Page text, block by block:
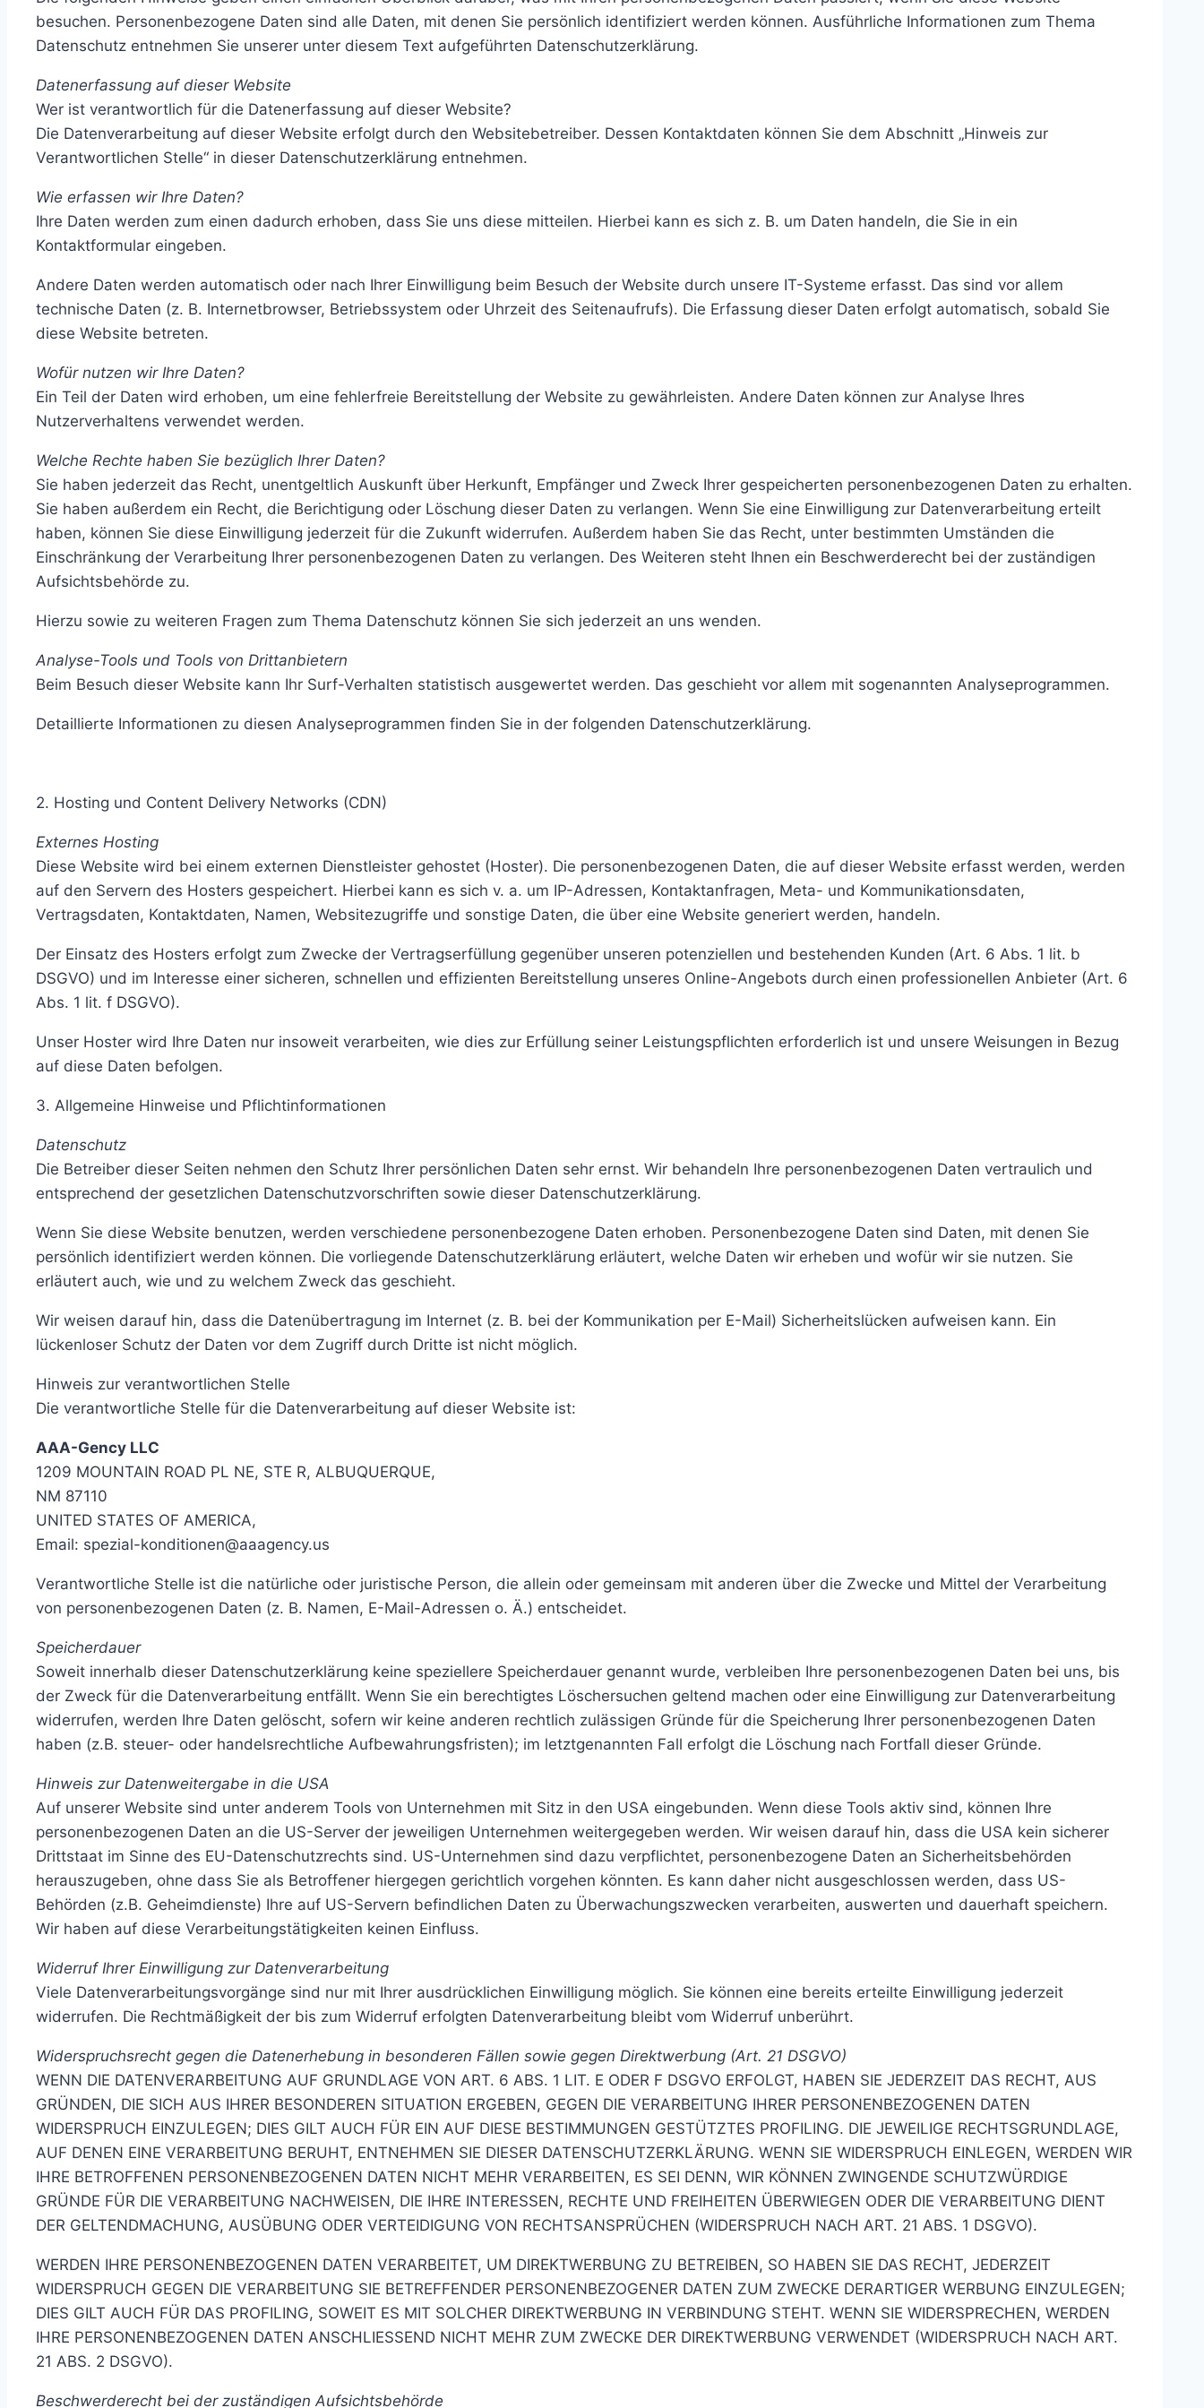
besuchen. Personenbezogene Daten sind alle Daten, mit denen Sie persönlich identifiziert werden können. Ausführliche Informationen zum Thema
Datenschutz entnehmen Sie unserer unter diesem Text aufgeführten Datenschutzerklärung.
Datenerfassung auf dieser Website
Wer ist verantwortlich für die Datenerfassung auf dieser Website?
Die Datenverarbeitung auf dieser Website erfolgt durch den Websitebetreiber. Dessen Kontaktdaten können Sie dem Abschnitt „Hinweis zur
Verantwortlichen Stelle“ in dieser Datenschutzerklärung entnehmen.
Wie erfassen wir Ihre Daten?
Ihre Daten werden zum einen dadurch erhoben, dass Sie uns diese mitteilen. Hierbei kann es sich z. B. um Daten handeln, die Sie in ein
Kontaktformular eingeben.
Andere Daten werden automatisch oder nach Ihrer Einwilligung beim Besuch der Website durch unsere IT-Systeme erfasst. Das sind vor allem
technische Daten (z. B. Internetbrowser, Betriebssystem oder Uhrzeit des Seitenaufrufs). Die Erfassung dieser Daten erfolgt automatisch, sobald Sie
diese Website betreten.
Wofür nutzen wir Ihre Daten?
Ein Teil der Daten wird erhoben, um eine fehlerfreie Bereitstellung der Website zu gewährleisten. Andere Daten können zur Analyse Ihres
Nutzerverhaltens verwendet werden.
Welche Rechte haben Sie bezüglich Ihrer Daten?
Sie haben jederzeit das Recht, unentgeltlich Auskunft über Herkunft, Empfänger und Zweck Ihrer gespeicherten personenbezogenen Daten zu erhalten.
Sie haben außerdem ein Recht, die Berichtigung oder Löschung dieser Daten zu verlangen. Wenn Sie eine Einwilligung zur Datenverarbeitung erteilt
haben, können Sie diese Einwilligung jederzeit für die Zukunft widerrufen. Außerdem haben Sie das Recht, unter bestimmten Umständen die
Einschränkung der Verarbeitung Ihrer personenbezogenen Daten zu verlangen. Des Weiteren steht Ihnen ein Beschwerderecht bei der zuständigen
Aufsichtsbehörde zu.
Hierzu sowie zu weiteren Fragen zum Thema Datenschutz können Sie sich jederzeit an uns wenden.
Analyse-Tools und Tools von Dritt­anbietern
Beim Besuch dieser Website kann Ihr Surf-Verhalten statistisch ausgewertet werden. Das geschieht vor allem mit sogenannten Analyseprogrammen.
Detaillierte Informationen zu diesen Analyseprogrammen finden Sie in der folgenden Datenschutzerklärung.
2. Hosting und Content Delivery Networks (CDN)
Externes Hosting
Diese Website wird bei einem externen Dienstleister gehostet (Hoster). Die personenbezogenen Daten, die auf dieser Website erfasst werden, werden
auf den Servern des Hosters gespeichert. Hierbei kann es sich v. a. um IP-Adressen, Kontaktanfragen, Meta- und Kommunikationsdaten,
Vertragsdaten, Kontaktdaten, Namen, Websitezugriffe und sonstige Daten, die über eine Website generiert werden, handeln.
Der Einsatz des Hosters erfolgt zum Zwecke der Vertragserfüllung gegenüber unseren potenziellen und bestehenden Kunden (Art. 6 Abs. 1 lit. b
DSGVO) und im Interesse einer sicheren, schnellen und effizienten Bereitstellung unseres Online-Angebots durch einen professionellen Anbieter (Art. 6
Abs. 1 lit. f DSGVO).
Unser Hoster wird Ihre Daten nur insoweit verarbeiten, wie dies zur Erfüllung seiner Leistungspflichten erforderlich ist und unsere Weisungen in Bezug
auf diese Daten befolgen.
3. Allgemeine Hinweise und Pflicht­informationen
Datenschutz
Die Betreiber dieser Seiten nehmen den Schutz Ihrer persönlichen Daten sehr ernst. Wir behandeln Ihre personenbezogenen Daten vertraulich und
entsprechend der gesetzlichen Datenschutzvorschriften sowie dieser Datenschutzerklärung.
Wenn Sie diese Website benutzen, werden verschiedene personenbezogene Daten erhoben. Personenbezogene Daten sind Daten, mit denen Sie
persönlich identifiziert werden können. Die vorliegende Datenschutzerklärung erläutert, welche Daten wir erheben und wofür wir sie nutzen. Sie
erläutert auch, wie und zu welchem Zweck das geschieht.
Wir weisen darauf hin, dass die Datenübertragung im Internet (z. B. bei der Kommunikation per E-Mail) Sicherheitslücken aufweisen kann. Ein
lückenloser Schutz der Daten vor dem Zugriff durch Dritte ist nicht möglich.
Hinweis zur verantwortlichen Stelle
Die verantwortliche Stelle für die Datenverarbeitung auf dieser Website ist:
AAA-Gency LLC
1209 MOUNTAIN ROAD PL NE, STE R, ALBUQUERQUE,
NM 87110
UNITED STATES OF AMERICA,
Email: spezial-konditionen@aaagency.us
Verantwortliche Stelle ist die natürliche oder juristische Person, die allein oder gemeinsam mit anderen über die Zwecke und Mittel der Verarbeitung
von personenbezogenen Daten (z. B. Namen, E-Mail-Adressen o. Ä.) entscheidet.
Speicherdauer
Soweit innerhalb dieser Datenschutzerklärung keine speziellere Speicherdauer genannt wurde, verbleiben Ihre personenbezogenen Daten bei uns, bis
der Zweck für die Datenverarbeitung entfällt. Wenn Sie ein berechtigtes Löschersuchen geltend machen oder eine Einwilligung zur Datenverarbeitung
widerrufen, werden Ihre Daten gelöscht, sofern wir keine anderen rechtlich zulässigen Gründe für die Speicherung Ihrer personenbezogenen Daten
haben (z.B. steuer- oder handelsrechtliche Aufbewahrungsfristen); im letztgenannten Fall erfolgt die Löschung nach Fortfall dieser Gründe.
Hinweis zur Datenweitergabe in die USA
Auf unserer Website sind unter anderem Tools von Unternehmen mit Sitz in den USA eingebunden. Wenn diese Tools aktiv sind, können Ihre
personenbezogenen Daten an die US-Server der jeweiligen Unternehmen weitergegeben werden. Wir weisen darauf hin, dass die USA kein sicherer
Drittstaat im Sinne des EU-Datenschutzrechts sind. US-Unternehmen sind dazu verpflichtet, personenbezogene Daten an Sicherheitsbehörden
herauszugeben, ohne dass Sie als Betroffener hiergegen gerichtlich vorgehen könnten. Es kann daher nicht ausgeschlossen werden, dass US-
Behörden (z.B. Geheimdienste) Ihre auf US-Servern befindlichen Daten zu Überwachungszwecken verarbeiten, auswerten und dauerhaft speichern.
Wir haben auf diese Verarbeitungstätigkeiten keinen Einfluss.
Widerruf Ihrer Einwilligung zur Datenverarbeitung
Viele Datenverarbeitungsvorgänge sind nur mit Ihrer ausdrücklichen Einwilligung möglich. Sie können eine bereits erteilte Einwilligung jederzeit
widerrufen. Die Rechtmäßigkeit der bis zum Widerruf erfolgten Datenverarbeitung bleibt vom Widerruf unberührt.
Widerspruchsrecht gegen die Datenerhebung in besonderen Fällen sowie gegen Direktwerbung (Art. 21 DSGVO)
WENN DIE DATENVERARBEITUNG AUF GRUNDLAGE VON ART. 6 ABS. 1 LIT. E ODER F DSGVO ERFOLGT, HABEN SIE JEDERZEIT DAS RECHT, AUS
GRÜNDEN, DIE SICH AUS IHRER BESONDEREN SITUATION ERGEBEN, GEGEN DIE VERARBEITUNG IHRER PERSONENBEZOGENEN DATEN
WIDERSPRUCH EINZULEGEN; DIES GILT AUCH FÜR EIN AUF DIESE BESTIMMUNGEN GESTÜTZTES PROFILING. DIE JEWEILIGE RECHTSGRUNDLAGE,
AUF DENEN EINE VERARBEITUNG BERUHT, ENTNEHMEN SIE DIESER DATENSCHUTZERKLÄRUNG. WENN SIE WIDERSPRUCH EINLEGEN, WERDEN WIR
IHRE BETROFFENEN PERSONENBEZOGENEN DATEN NICHT MEHR VERARBEITEN, ES SEI DENN, WIR KÖNNEN ZWINGENDE SCHUTZWÜRDIGE
GRÜNDE FÜR DIE VERARBEITUNG NACHWEISEN, DIE IHRE INTERESSEN, RECHTE UND FREIHEITEN ÜBERWIEGEN ODER DIE VERARBEITUNG DIENT
DER GELTENDMACHUNG, AUSÜBUNG ODER VERTEIDIGUNG VON RECHTSANSPRÜCHEN (WIDERSPRUCH NACH ART. 21 ABS. 1 DSGVO).
WERDEN IHRE PERSONENBEZOGENEN DATEN VERARBEITET, UM DIREKTWERBUNG ZU BETREIBEN, SO HABEN SIE DAS RECHT, JEDERZEIT
WIDERSPRUCH GEGEN DIE VERARBEITUNG SIE BETREFFENDER PERSONENBEZOGENER DATEN ZUM ZWECKE DERARTIGER WERBUNG EINZULEGEN;
DIES GILT AUCH FÜR DAS PROFILING, SOWEIT ES MIT SOLCHER DIREKTWERBUNG IN VERBINDUNG STEHT. WENN SIE WIDERSPRECHEN, WERDEN
IHRE PERSONENBEZOGENEN DATEN ANSCHLIESSEND NICHT MEHR ZUM ZWECKE DER DIREKTWERBUNG VERWENDET (WIDERSPRUCH NACH ART.
21 ABS. 2 DSGVO).
Beschwerde­recht bei der zuständigen Aufsichts­behörde